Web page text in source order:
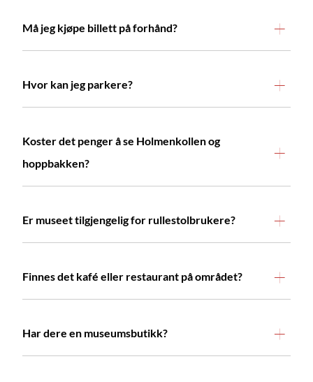
Må jeg kjøpe billett på forhånd?
Hvor kan jeg parkere?
Koster det penger å se Holmenkollen og
hoppbakken?
Er museet tilgjengelig for rullestolbrukere?
Finnes det kafé eller restaurant på området?
Har dere en museumsbutikk?